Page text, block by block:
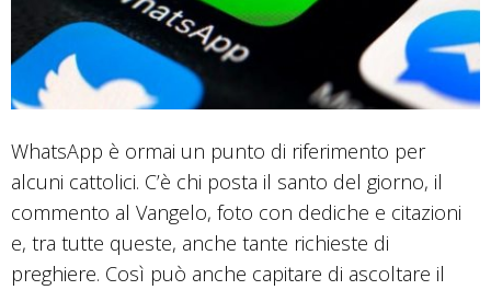
WhatsApp è ormai un punto di riferimento per
alcuni cattolici. C’è chi posta il santo del giorno, il
commento al Vangelo, foto con dediche e citazioni
e, tra tutte queste, anche tante richieste di
preghiere. Così può anche capitare di ascoltare il